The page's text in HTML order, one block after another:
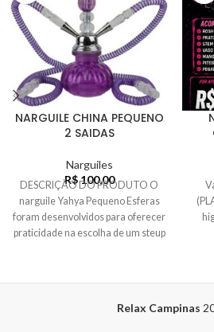
NARGUILE CHINA PEQUENO
2 SAIDAS
Narguiles
R$100,00
DESCRIÇÃO DO PRODUTO O
narguile Yahya Pequeno Esferas
foram desenvolvidos para oferecer
praticidade na escolha de um steup
Relax Campinas